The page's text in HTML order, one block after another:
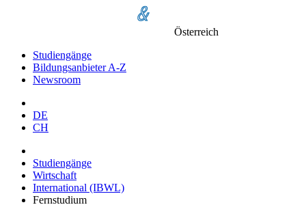
Österreich
Studiengänge
Bildungsanbieter A-Z
Newsroom
DE
CH
Studiengänge
Wirtschaft
International (IBWL)
Fernstudium